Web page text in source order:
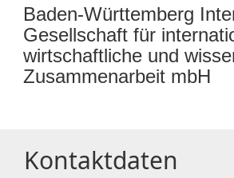
Baden-Württemberg
Gesellschaft für
wirtschaftliche und
Zusammenarbeit mbH
Kontaktdaten